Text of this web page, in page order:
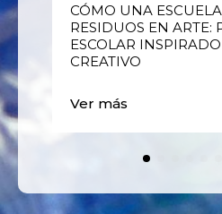
CÓMO UNA
RESIDUOS EN ARTE:
ESCOLAR
CREATIVO
Ver más